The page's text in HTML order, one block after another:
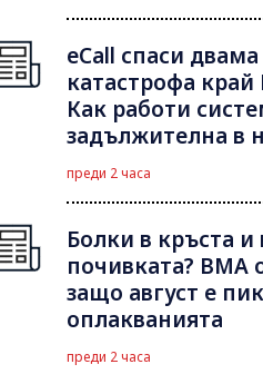
eCall спаси
катастрофа
Как работи
задължителна в
преди 2 часа
Болки в кръста и
почивката? ВМА
защо август е
оплакванията
преди 2 часа